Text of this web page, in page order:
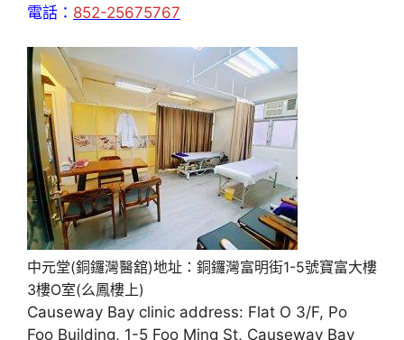
電話： 852-25675767
中元堂(銅鑼灣醫舘)地址：銅鑼灣富明街1-5號寶富大樓
3樓O室(么鳳樓上)
Causeway Bay clinic address: Flat O 3/F, Po
Foo Building, 1-5 Foo Ming St, Causeway Bay